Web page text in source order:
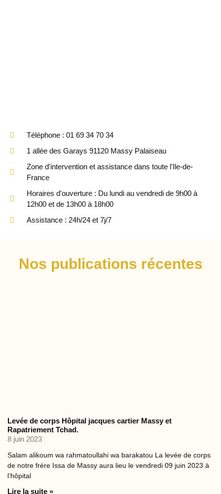
Téléphone : 01 69 34 70 34
1 allée des Garays 91120 Massy Palaiseau
Zone d'intervention et assistance dans toute l'Ile-de-
France
Horaires d'ouverture : Du lundi au vendredi de 9h00 à
12h00 et de 13h00 à 18h00
Assistance : 24h/24 et 7j/7
Nos publications récentes
Levée de corps Hôpital jacques cartier Massy et
Rapatriement Tchad.
8 juin 2023
Salam alikoum wa rahmatoullahi wa barakatou La levée de corps
de notre frère Issa de Massy aura lieu le vendredi 09 juin 2023 à
l’hôpital
Lire la suite »